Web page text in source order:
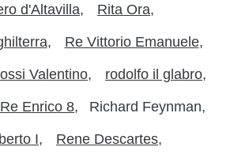
d'Altavilla Rita Ora
Re Vittorio Emanuele
Valentino rodolfo il glabro
Re Enrico 8 Richard Feynman
I Rene Descartes